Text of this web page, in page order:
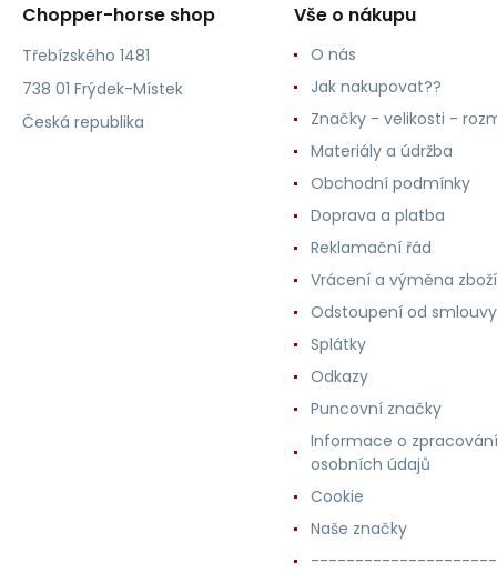
Chopper-horse shop
Třebízského 1481
738 01 Frýdek-Místek
Česká republika
Vše o nákupu
O nás
Jak nakupovat??
Značky - velikosti -
Materiály a údržba
Obchodní podmínky
Doprava a platba
Reklamační řád
Vrácení a výměna zboží
Odstoupení od smlouvy
Splátky
Odkazy
Puncovní značky
Informace o zpracování
osobních údajů
Cookie
Naše značky